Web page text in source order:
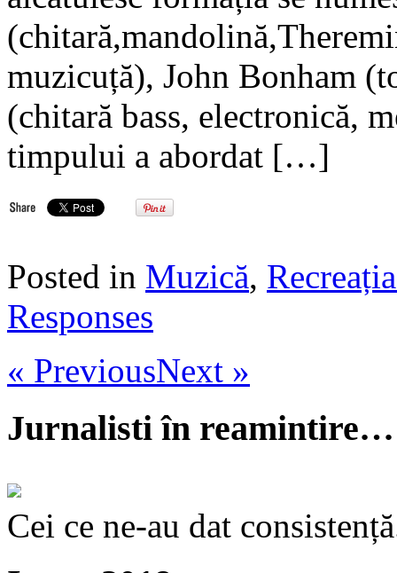
muzicuță), John Bonham
(chitară bass, electronică,
timpului a abordat […]
Posted in Muzică,
Responses
« PreviousNext »
Jurnalisti în reamintire…
Cei ce ne-au dat